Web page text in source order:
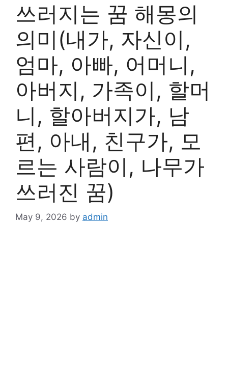
쓰러지는 꿈 해몽의
의미(내가, 자신이,
엄마, 아빠, 어머니,
아버지, 가족이, 할머
니, 할아버지가, 남
편, 아내, 친구가, 모
르는 사람이, 나무가
쓰러진 꿈)
May 9, 2026 by admin